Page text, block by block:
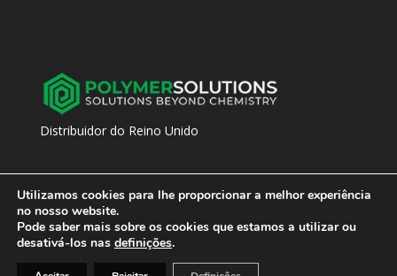
Distribuidor do Reino Unido
Utilizamos cookies para lhe proporcionar a melhor experiência
no nosso website.
Pode saber mais sobre os cookies que estamos a utilizar ou
desativá-los nas definições.